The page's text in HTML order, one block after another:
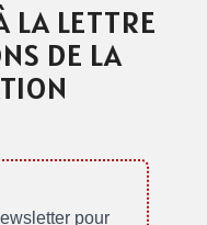
LA LETTRE
DE LA